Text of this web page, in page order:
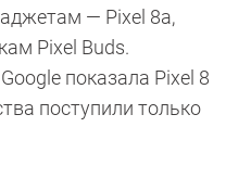
— Pixel 8a,
Pixel Buds.
показала Pixel 8
поступили только